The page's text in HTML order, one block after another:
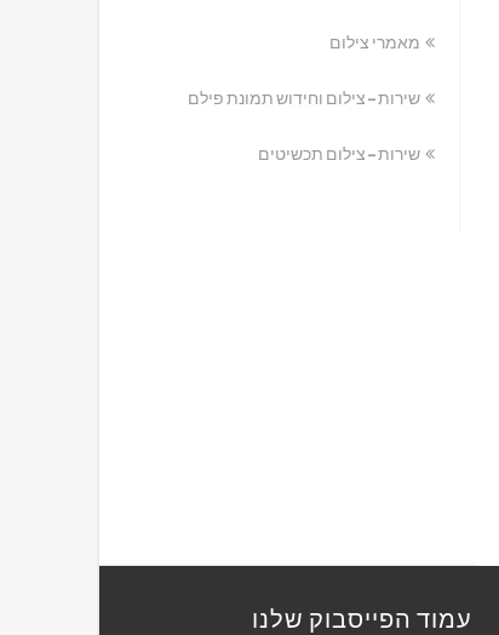
מאמרי צילום
שירות – צילום וחידוש תמונת פילם
שירות – צילום תכשיטים
עמוד הפייסבוק שלנו